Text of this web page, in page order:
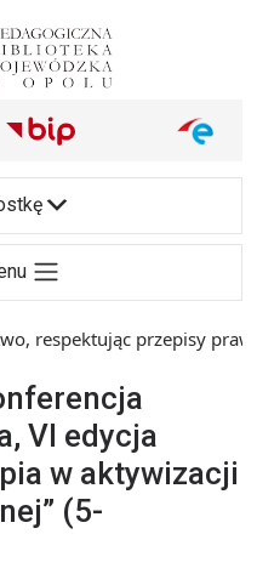
i inne
przepisy prawa i
VI edycja
w aktywizacji
(5-